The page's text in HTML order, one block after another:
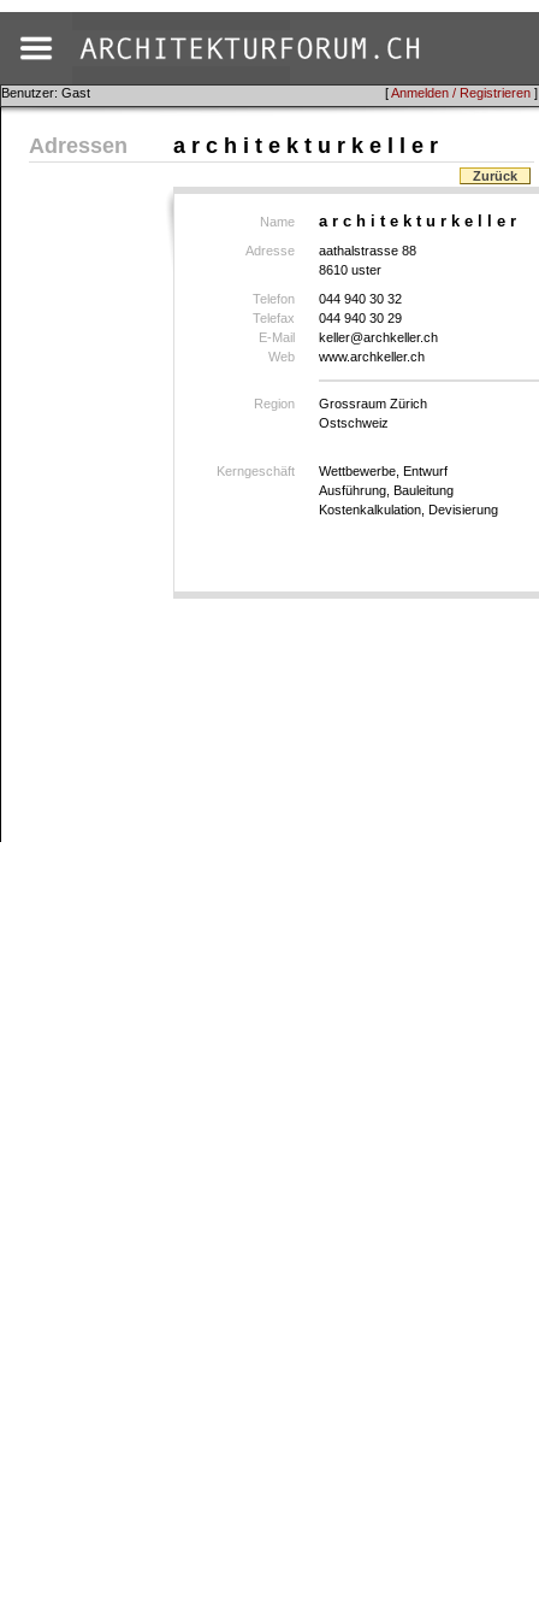
[Anmelden / Registrieren ]
Benutzer: Gast
Adressen a r c h i t e k t u r k e l l e r
Zurück
Name a r c h i t e k t u r k e l l e r
Adresse
aathalstrasse 88
8610 uster
Telefon
044 940 30 32
Telefax
044 940 30 29
E-Mail
keller@archkeller.ch
Web
www.archkeller.ch
Region
Grossraum Zürich
Ostschweiz
Kerngeschäft
Wettbewerbe, Entwurf
Ausführung, Bauleitung
Kostenkalkulation, Devisierung